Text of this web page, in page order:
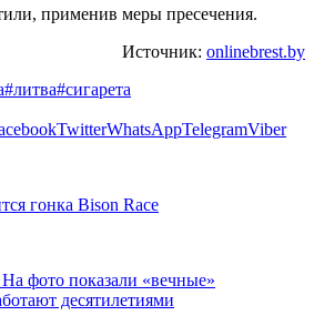
применив меры пресечения.
Источник: onlinebrest.by
#литва#сигарета
TwitterWhatsAppTelegramViber
гонка Bison Race
фото показали «вечные»
десятилетиями